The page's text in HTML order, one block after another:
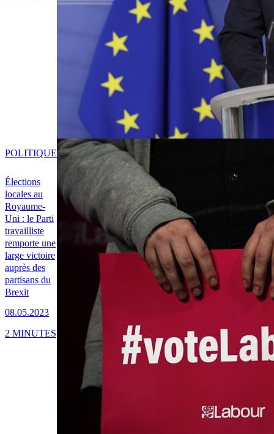
Élections
locales au
Royaume-
Uni : le Parti
travailliste
remporte une
large victoire
auprès des
partisans du
Brexit
08.05.2023
POLITIQUE
2 MINUTES